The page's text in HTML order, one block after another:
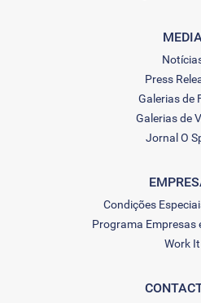
Press
Galerias de
Galerias de
Jornal O
Condições
Programa Empresas
Work It